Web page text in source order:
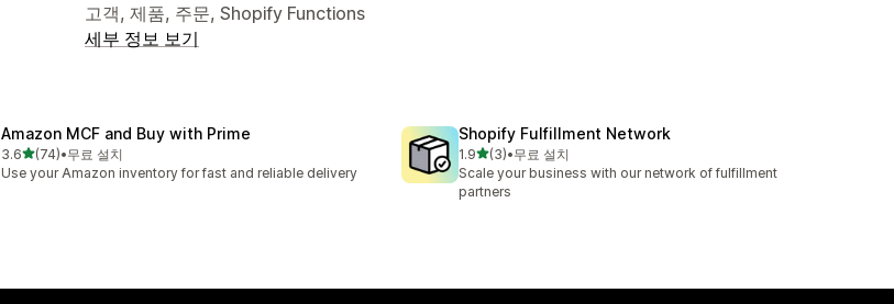
고객, 제품, 주문, Shopify Functions
세부 정보 보기
Amazon MCF and Buy with Prime
3.6별 5개 중
(74)
총 리뷰 74개
•무료 설치
Use your Amazon inventory for fast and reliable delivery
Shopify Fulfillment Network
1.9별 5개 중
(3)
총 리뷰 3개
•무료 설치
Scale your business with our network of fulfillment
partners